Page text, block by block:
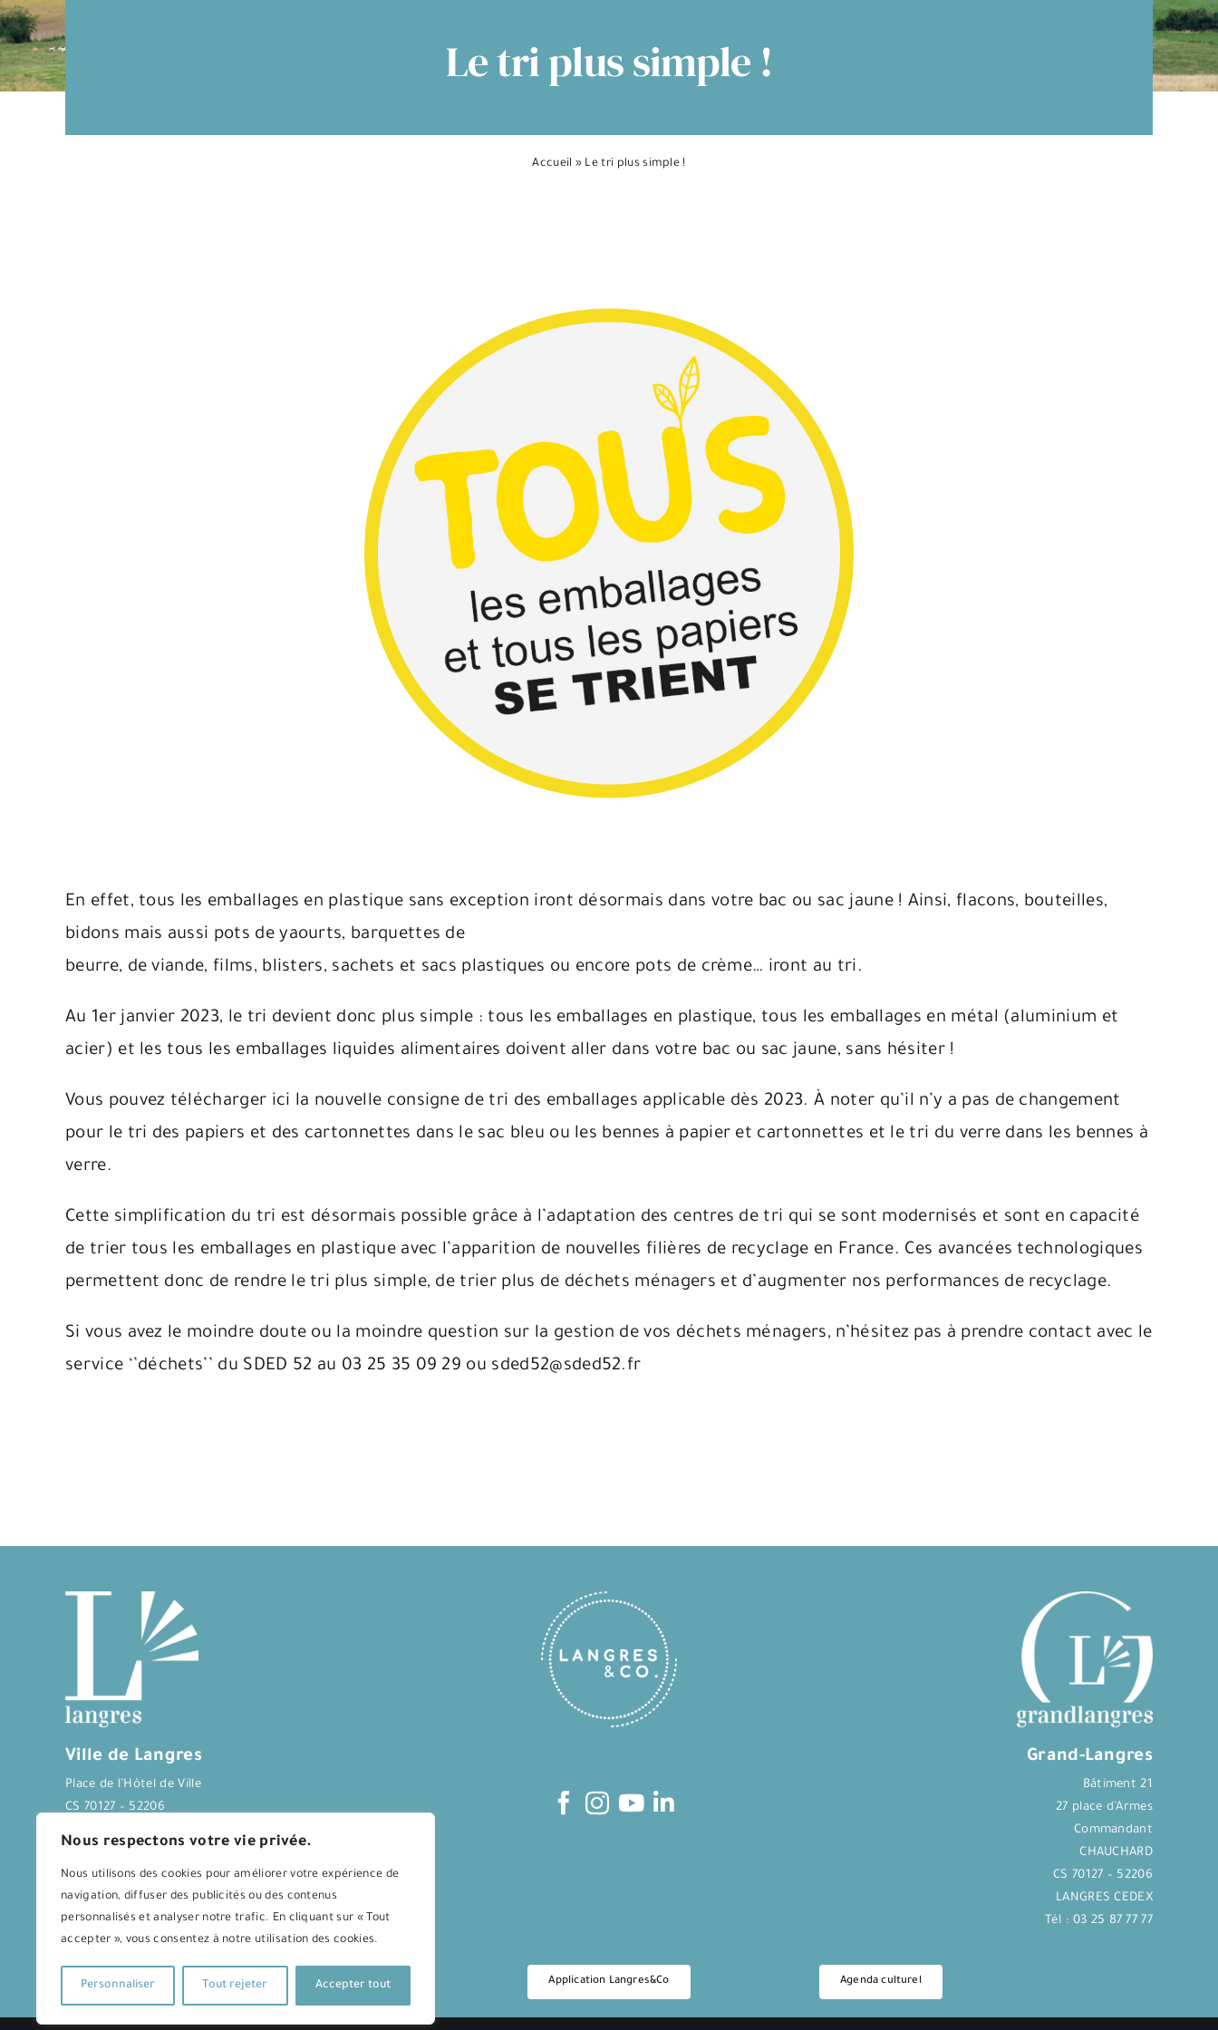
Nous respectons votre vie privée.
Nous utilisons des cookies pour améliorer votre expérience de
navigation, diffuser des publicités ou des contenus
personnalisés et analyser notre trafic. En cliquant sur « Tout
accepter », vous consentez à notre utilisation des cookies.
Personnaliser Tout rejeter Accepter tout
Le tri plus simple !
Accueil » Le tri plus simple !
En effet, tous les emballages en plastique sans exception iront désormais dans votre bac ou sac jaune ! Ainsi, flacons, bouteilles,
bidons mais aussi pots de yaourts, barquettes de
beurre, de viande, films, blisters, sachets et sacs plastiques ou encore pots de crème… iront au tri.
Au 1er janvier 2023, le tri devient donc plus simple : tous les emballages en plastique, tous les emballages en métal (aluminium et
acier) et les tous les emballages liquides alimentaires doivent aller dans votre bac ou sac jaune, sans hésiter !
Vous pouvez télécharger ici la nouvelle consigne de tri des emballages applicable dès 2023. À noter qu’il n’y a pas de changement
pour le tri des papiers et des cartonnettes dans le sac bleu ou les bennes à papier et cartonnettes et le tri du verre dans les bennes à
verre.
Cette simplification du tri est désormais possible grâce à l’adaptation des centres de tri qui se sont modernisés et sont en capacité
de trier tous les emballages en plastique avec l’apparition de nouvelles filières de recyclage en France. Ces avancées technologiques
permettent donc de rendre le tri plus simple, de trier plus de déchets ménagers et d’augmenter nos performances de recyclage.
Si vous avez le moindre doute ou la moindre question sur la gestion de vos déchets ménagers, n’hésitez pas à prendre contact avec le
service ‘’déchets’’ du SDED 52 au 03 25 35 09 29 ou sded52@sded52.fr
Ville de Langres
Place de l’Hôtel de Ville
CS 70127 – 52206
Tél : 03 25 87 77 77
Grand-Langres
Bâtiment 21
27 place d’Armes
Commandant
CHAUCHARD
CS 70127 – 52206
LANGRES CEDEX
Tél : 03 25 87 77 77
Journal Langres&Co Application Langres&Co Agenda culturel